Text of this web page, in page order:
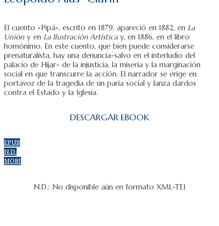
El cuento «Pipá», escrito en 1879, apareció en 1882, en La
Unión y en La Ilustración Artística y, en 1886, en el libro
homónimo. En este cuento, que bien puede considerarse
prenaturalista, hay una denuncia-salvo en el interludio del
palacio de Híjar- de la injusticia, la miseria y la marginación
social en que transcurre la acción. El narrador se erige en
portavoz de la tragedia de un paria social y lanza dardos
contra el Estado y la Iglesia.
DESCARGAR EBOOK
EPUB
N.D.
MOBI
N.D.: No disponible aún en formato XML-TEI